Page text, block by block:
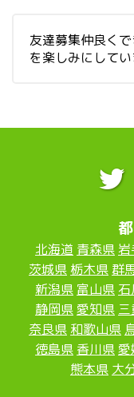
友達募集仲良く
を楽しみにして
北海道 青森県岩
茨城県栃木県群
新潟県 富山県
静岡県愛知県
奈良県 和歌山県
徳島県 香川県愛
熊本県 大